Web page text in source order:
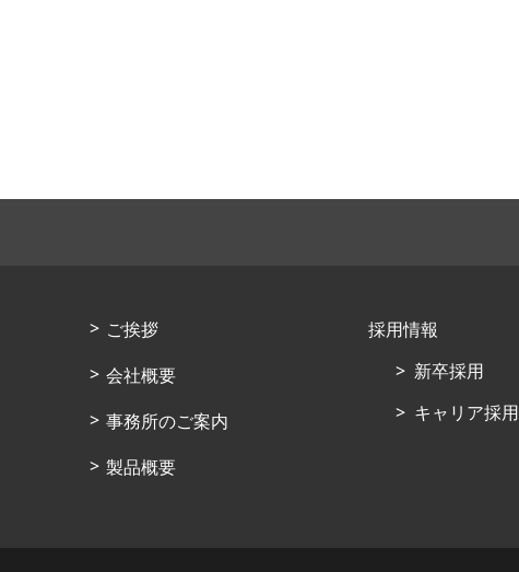
ご挨拶
会社概要
事務所のご案内
製品概要
採用情報
新卒採用
キャリア採用